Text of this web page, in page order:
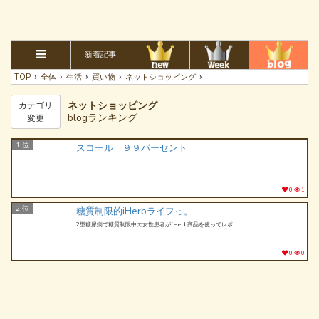
新着記事
TOP › 全体 › 生活 › 買い物 › ネットショッピング ›
カテゴリ
変更
ネットショッピング
blogランキング
1 位 スコール ９９パーセント
0 1
2 位 糖質制限的iHerbライフっ。
2型糖尿病で糖質制限中の女性患者がiHerb商品を使ってレポ
0 0